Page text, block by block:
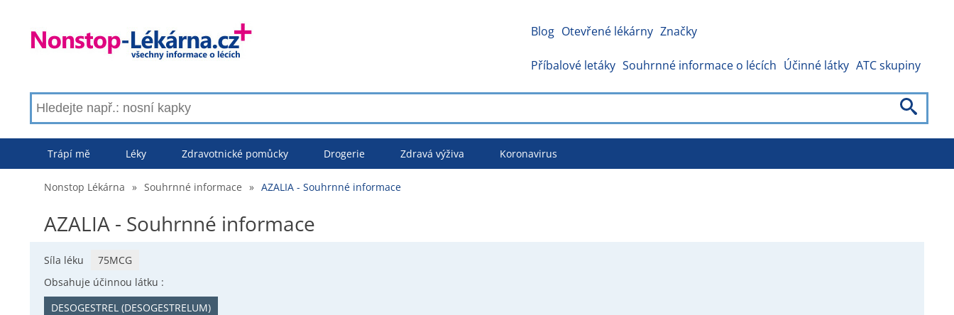
Blog Otevřené lékárny Značky
Příbalové letáky Souhrnné informace o lécích Účinné látky ATC skupiny
Trápí mě Léky Zdravotnické pomůcky Drogerie Zdravá výživa Koronavirus
Nonstop Lékárna » Souhrnné informace » AZALIA - Souhrnné informace
AZALIA - Souhrnné informace
Síla léku
75MCG
Obsahuje účinnou látku :
DESOGESTREL (DESOGESTRELUM)